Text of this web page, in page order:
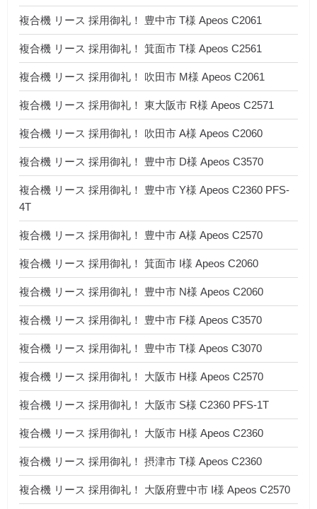
複合機 リース 採用御礼！ 豊中市 T様 Apeos C2061
複合機 リース 採用御礼！ 箕面市 T様 Apeos C2561
複合機 リース 採用御礼！ 吹田市 M様 Apeos C2061
複合機 リース 採用御礼！ 東大阪市 R様 Apeos C2571
複合機 リース 採用御礼！ 吹田市 A様 Apeos C2060
複合機 リース 採用御礼！ 豊中市 D様 Apeos C3570
複合機 リース 採用御礼！ 豊中市 Y様 Apeos C2360 PFS-
4T
複合機 リース 採用御礼！ 豊中市 A様 Apeos C2570
複合機 リース 採用御礼！ 箕面市 I様 Apeos C2060
複合機 リース 採用御礼！ 豊中市 N様 Apeos C2060
複合機 リース 採用御礼！ 豊中市 F様 Apeos C3570
複合機 リース 採用御礼！ 豊中市 T様 Apeos C3070
複合機 リース 採用御礼！ 大阪市 H様 Apeos C2570
複合機 リース 採用御礼！ 大阪市 S様 C2360 PFS-1T
複合機 リース 採用御礼！ 大阪市 H様 Apeos C2360
複合機 リース 採用御礼！ 摂津市 T様 Apeos C2360
複合機 リース 採用御礼！ 大阪府豊中市 I様 Apeos C2570